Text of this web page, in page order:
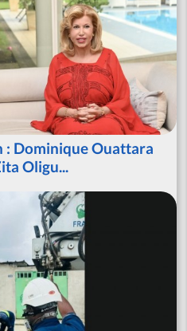
Dominique Ouattara
Oligu...